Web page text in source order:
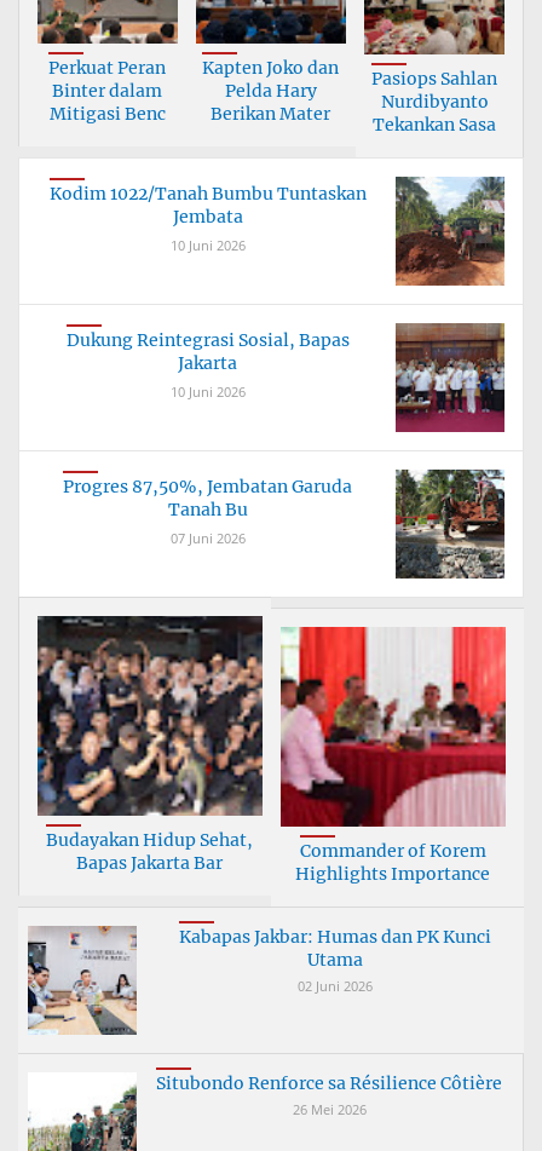
Perkuat Peran
Binter dalam
Mitigasi Benc
Kapten Joko dan
Pelda Hary
Berikan Mater
Pasiops Sahlan
Nurdibyanto
Tekankan Sasa
Kodim 1022/Tanah Bumbu Tuntaskan
Jembata
10 Juni 2026
Dukung Reintegrasi Sosial, Bapas
Jakarta
10 Juni 2026
Progres 87,50%, Jembatan Garuda
Tanah Bu
07 Juni 2026
Budayakan Hidup Sehat,
Bapas Jakarta Bar
Commander of Korem
Highlights Importance
Kabapas Jakbar: Humas dan PK Kunci
Utama
02 Juni 2026
Situbondo Renforce sa Résilience Côtière
26 Mei 2026